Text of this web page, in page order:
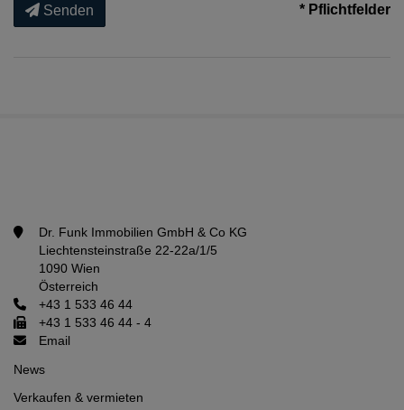
Senden * Pflichtfelder
Dr. Funk Immobilien GmbH & Co KG
Liechtensteinstraße 22-22a/1/5
1090 Wien
Österreich
+43 1 533 46 44
+43 1 533 46 44 - 4
Email
News
Verkaufen & vermieten